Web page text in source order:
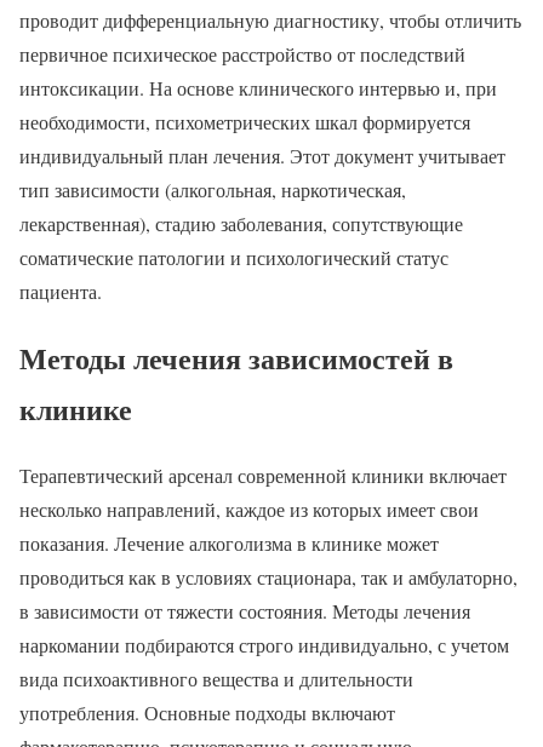
проводит дифференциальную диагностику, чтобы отличить
первичное психическое расстройство от последствий
интоксикации. На основе клинического интервью и, при
необходимости, психометрических шкал формируется
индивидуальный план лечения. Этот документ учитывает
тип зависимости (алкогольная, наркотическая,
лекарственная), стадию заболевания, сопутствующие
соматические патологии и психологический статус
пациента.
Методы лечения зависимостей в
клинике
Терапевтический арсенал современной клиники включает
несколько направлений, каждое из которых имеет свои
показания. Лечение алкоголизма в клинике может
проводиться как в условиях стационара, так и амбулаторно,
в зависимости от тяжести состояния. Методы лечения
наркомании подбираются строго индивидуально, с учетом
вида психоактивного вещества и длительности
употребления. Основные подходы включают